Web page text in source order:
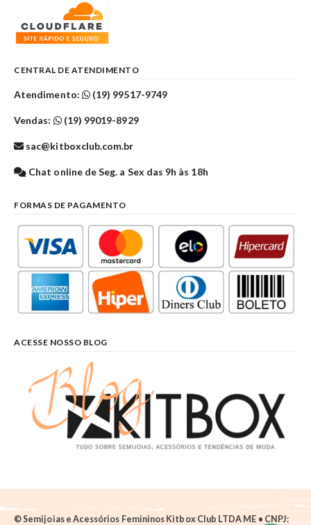
CENTRAL DE ATENDIMENTO
Atendimento: (19) 99517-9749
Vendas: (19) 99019-8929
sac@kitboxclub.com.br
Chat online de Seg. a Sex das 9h às 18h
FORMAS DE PAGAMENTO
ACESSE NOSSO BLOG
© Semijoias e Acessórios Femininos Kitbox Club LTDA ME • CNPJ: